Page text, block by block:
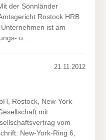
der Sonnländer
Rostock HRB
ist am
u…
21.11.2012
Rostock, New-York-
mit
vom
New-York-Ring 6,